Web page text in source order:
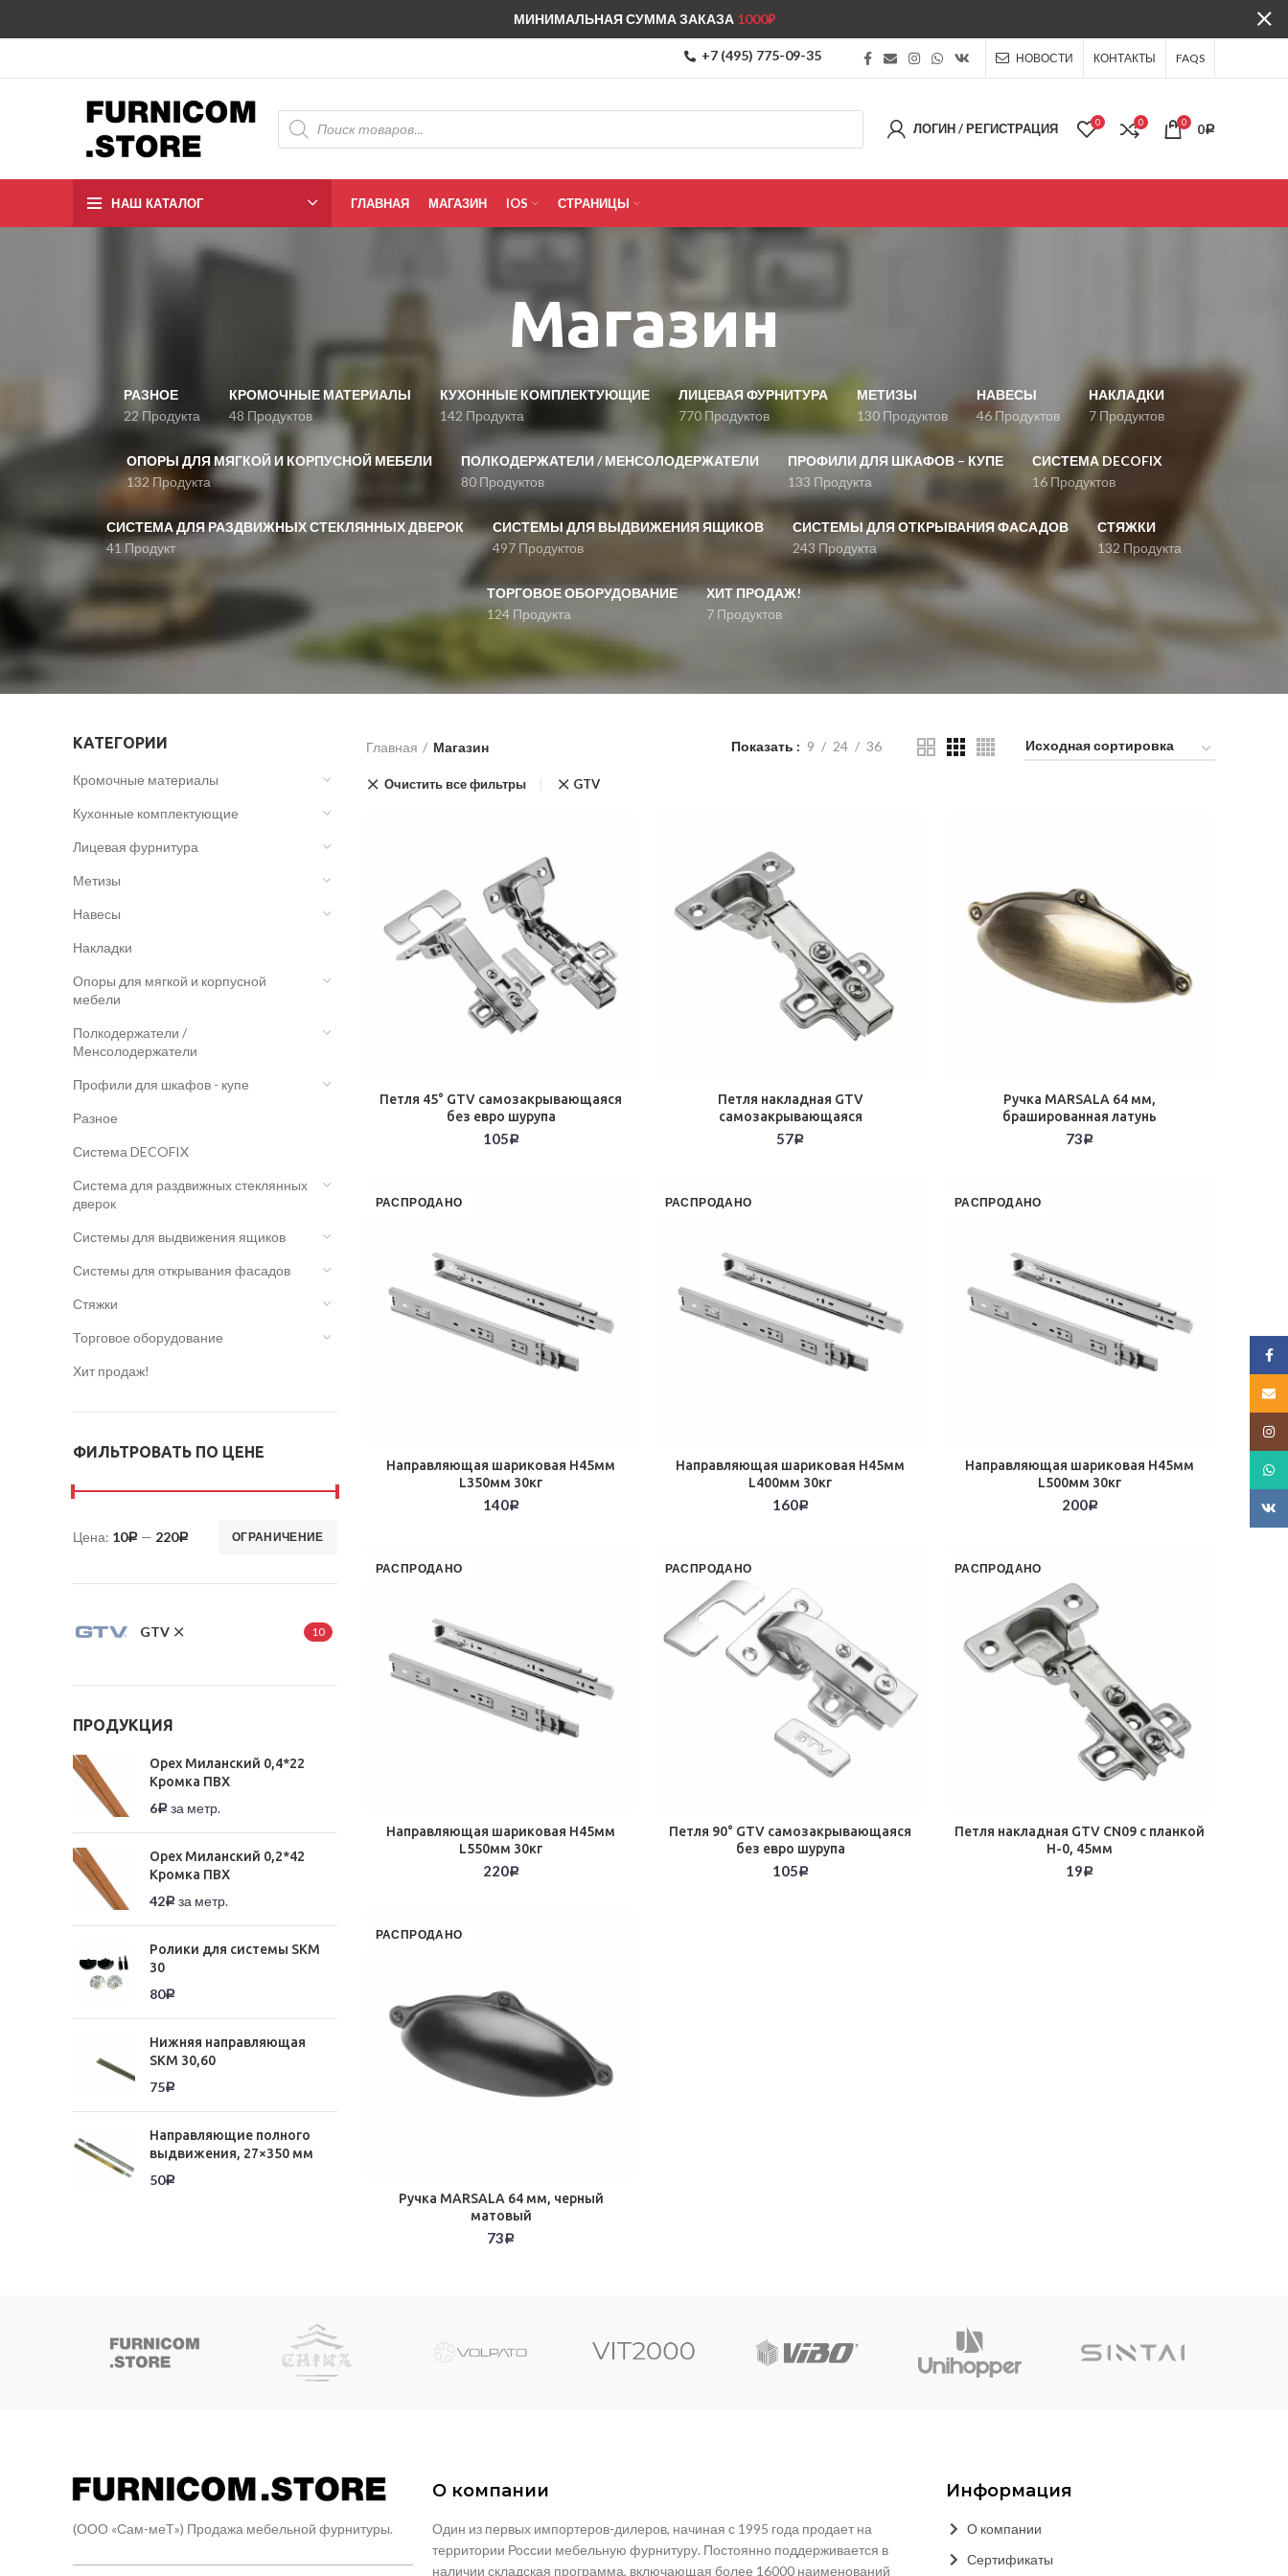
+7 (495) 775-09-35 НОВОСТИ КОНТАКТЫ FAQS
ЛОГИН / РЕГИСТРАЦИЯ 0 0 0 0Р
НАШ КАТАЛОГ ГЛАВНАЯ МАГАЗИН IOS СТРАНИЦЫ
Магазин
РАЗНОЕ
22 Продукта
КРОМОЧНЫЕ МАТЕРИАЛЫ
48 Продуктов
КУХОННЫЕ КОМПЛЕКТУЮЩИЕ
142 Продукта
ЛИЦЕВАЯ ФУРНИТУРА
770 Продуктов
МЕТИЗЫ
130 Продуктов
НАВЕСЫ
46 Продуктов
НАКЛАДКИ
7 Продуктов
ОПОРЫ ДЛЯ МЯГКОЙ И КОРПУСНОЙ МЕБЕЛИ
132 Продукта
ПОЛКОДЕРЖАТЕЛИ / МЕНСОЛОДЕРЖАТЕЛИ
80 Продуктов
ПРОФИЛИ ДЛЯ ШКАФОВ – КУПЕ
133 Продукта
СИСТЕМА DECOFIX
16 Продуктов
СИСТЕМА ДЛЯ РАЗДВИЖНЫХ СТЕКЛЯННЫХ ДВЕРОК
41 Продукт
СИСТЕМЫ ДЛЯ ВЫДВИЖЕНИЯ ЯЩИКОВ
497 Продуктов
СИСТЕМЫ ДЛЯ ОТКРЫВАНИЯ ФАСАДОВ
243 Продукта
СТЯЖКИ
132 Продукта
ТОРГОВОЕ ОБОРУДОВАНИЕ
124 Продукта
ХИТ ПРОДАЖ!
7 Продуктов
КАТЕГОРИИ
Кромочные материалы
Кухонные комплектующие
Лицевая фурнитура
Метизы
Навесы
Накладки
Опоры для мягкой и корпусной
мебели
Полкодержатели /
Менсолодержатели
Профили для шкафов - купе
Разное
Система DECOFIX
Система для раздвижных стеклянных
дверок
Системы для выдвижения ящиков
Системы для открывания фасадов
Стяжки
Торговое оборудование
Хит продаж!
ФИЛЬТРОВАТЬ ПО ЦЕНЕ
ОГРАНИЧЕНИЕ
Цена: 10Р — 220Р
GTV 10
ПРОДУКЦИЯ
Орех Миланский 0,4*22
Кромка ПВХ
6Р за метр.
Орех Миланский 0,2*42
Кромка ПВХ
42Р за метр.
Ролики для системы SKM
30
80Р
Нижняя направляющая
SKM 30,60
75Р
Направляющие полного
выдвижения, 27×350 мм
50Р
Главная Магазин Показать 9 24 36
Очистить все фильтры GTV
Петля 45° GTV самозакрывающаяся
без евро шурупа
105 Р
Петля накладная GTV
самозакрывающаяся
57Р
Ручка MARSALA 64 мм,
брашированная латунь
73 Р
РАСПРОДАНО
Направляющая шариковая Н45мм
L350мм 30кг
140Р
РАСПРОДАНО
Направляющая шариковая Н45мм
L400мм 30кг
160Р
РАСПРОДАНО
Направляющая шариковая Н45мм
L500мм 30кг
200Р
РАСПРОДАНО
Направляющая шариковая Н45мм
L550мм 30кг
220Р
РАСПРОДАНО
Петля 90° GTV самозакрывающаяся
без евро шурупа
105 Р
РАСПРОДАНО
Петля накладная GTV CN09 с планкой
H-0, 45мм
19 Р
РАСПРОДАНО
Ручка MARSALA 64 мм, черный
матовый
73 Р
(ООО «Сам-меТ») Продажа мебельной фурнитуры.
О компании
Один из первых импортеров-дилеров, начиная с 1995 года продает на
территории России мебельную фурнитуру. Постоянно поддерживается в
наличии складская программа, включающая более 16000 наименований
Информация
О компании
Сертификаты
МИНИМАЛЬНАЯ СУММА ЗАКАЗА 1000₽
E-
ВК